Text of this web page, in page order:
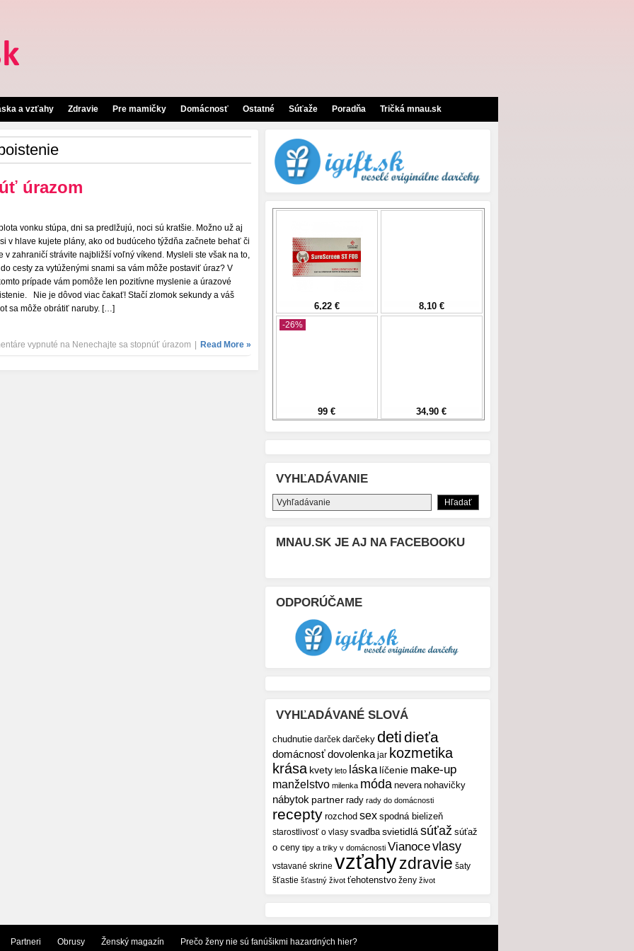
a vzťahy Zdravie Pre mamičky Domácnosť Ostatné Súťaže Poradňa Tričká mnau.sk
úrazom
vonku stúpa, dni sa predlžujú, noci sú kratšie. Možno už aj
v hlave kujete plány, ako od budúceho týždňa začnete behať či
v zahraničí strávite najbližší voľný víkend. Mysleli ste však na to,
cesty za vytúženými snami sa vám môže postaviť úraz? V
prípade vám pomôže len pozitívne myslenie a úrazové
Nie je dôvod viac čakať! Stačí zlomok sekundy a váš
sa môže obrátiť naruby. […]
vypnuté na Nenechajte sa stopnúť úrazom Read More »
VYHĽADÁVANIE
MNAU.SK JE AJ NA FACEBOOKU
ODPORÚČAME
VYHĽADÁVANÉ SLOVÁ
chudnutie darček darčeky detidieťa
domácnosťdovolenka jar kozmetika
krása kvety leto láska líčenie make-up
manželstvo milenka móda nevera nohavičky
nábytok partner rady rady do domácnosti
recepty rozchod sex spodná bielizeň
starostlivosť o vlasy svadba svietidlá súťaž súťaž
o ceny tipy a triky v domácnosti Vianocevlasy
vstavané skrine vzťahyzdravie šaty
šťastie šťastný život ťehotenstvo ženy život
Partneri Obrusy Ženský magazín Prečo ženy nie sú fanúšikmi hazardných hier?